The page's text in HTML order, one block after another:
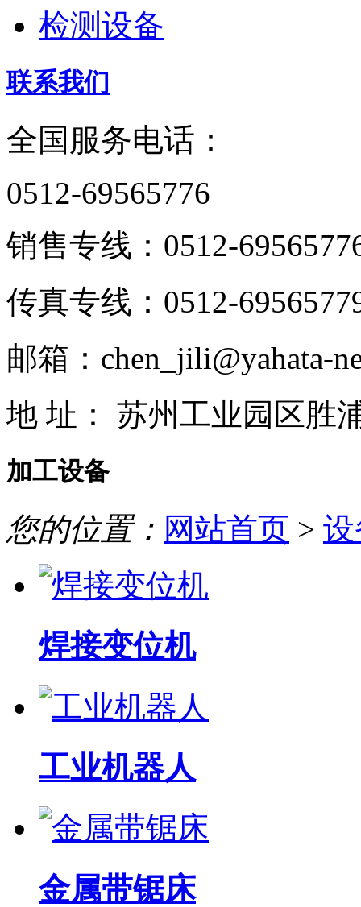
检测设备
联系我们
全国服务电话：
0512-69565776
销售专线：0512-
传真专线：0512-
邮箱：chen_jili@yahata-
地 址： 苏州工业园区胜
加工设备
您的位置： 网站首页 >
焊接变位机
工业机器人
金属带锯床